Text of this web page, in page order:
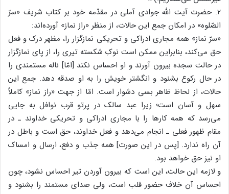
۲. حضرت آیت الله جوادی آملی در مقدّمه خود بر کتاب شریف «سرّ
الصّلوه» در امکان جمع این حالات، از منظر «راز نماز» آورده‌اند:
«سرّ نماز» همه مجاری ادراکی و تحریکی نمازگزار را، مظهر درک و فعل
حق می‌کند، بنابراین ممکن است نوکِ شکسته تیری را، از پای نمازگزار
در حالت سجده بیرون آورند و او احساس نکند [امّا] ناله مستمندی را
در حال رکوع بشنود و انگشتر خویش را به او صدقه دهد. جمع این
حالات، از لحاظ ظاهر بسی دشوار است. امّا از جهت «راز نماز» کاملاً
سهل و آسان است؛ زیرا عبد سالک در پرتو قرب نوافل به جایی
می‌رسد که همه کارها را با مجاری ادراکی و تحریکی خداوند ـ در
مقام ظهور فعلی ـ انجام می‌دهد و فعل خداوند، حق است و باطل در
آن راه ندارد. [پس در این صورت] همه جذب و دفع، ارسال و امساک
او نیز حق خواهد بود.
و لازمه این حالت، این است که بیرون آوردن تیر احساس نشود، چون
احساس آن خلاف حضور قلب است، ولی صدای مستمند را بشنود و